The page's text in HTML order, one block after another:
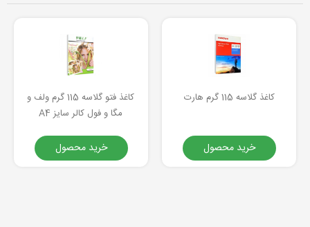
کاغذ گلاسه 115 گرم هارت
خرید محصول
کاغذ فتو گلاسه 115 گرم ولف و
مگا و فول کالر سایز A4
خرید محصول